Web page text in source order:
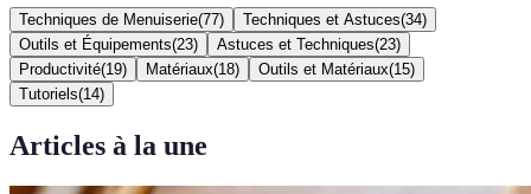
Techniques de Menuiserie(77) Techniques et Astuces(34)
Outils et Équipements(23) Astuces et Techniques(23)
Productivité(19) Matériaux(18) Outils et Matériaux(15)
Tutoriels(14)
Articles à la une